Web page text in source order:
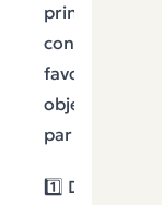
principes +
conditions
favorables +
objectifs/
par âge
1️⃣ Deux